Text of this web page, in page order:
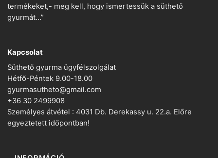
termékeket,- meg kell, hogy ismertessük a süthető
gyurmát…”
Kapcsolat
Süthető gyurma ügyfélszolgálat
Hétfő-Péntek 9.00-18.00
gyurmasutheto@gmail.com
+36 30 2499908
Személyes átvétel : 4031 Db. Derekassy u. 22.a. Előre
egyeztetett időpontban!